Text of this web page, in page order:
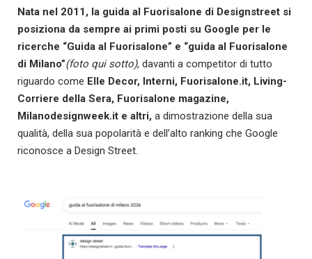
Nata nel 2011, la guida al Fuorisalone di Designstreet si
posiziona da sempre ai primi posti su Google per le
ricerche “Guida al Fuorisalone” e “guida al Fuorisalone
di Milano”(foto qui sotto), davanti a competitor di tutto
riguardo come Elle Decor, Interni, Fuorisalone.it, Living-
Corriere della Sera, Fuorisalone magazine,
Milanodesignweek.it e altri, a dimostrazione della sua
qualità, della sua popolarità e dell’alto ranking che Google
riconosce a Design Street.